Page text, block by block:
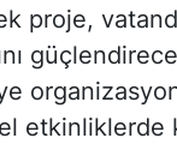
proje,
etkinliklerde